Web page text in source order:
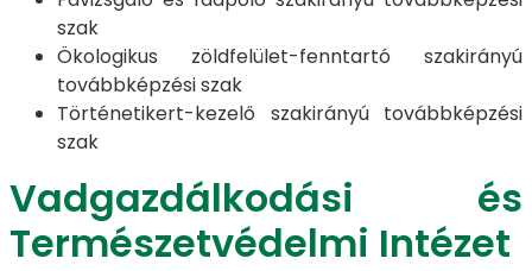
szak
Ökologikus zöldfelület-fenntartó szakirányú
továbbképzési szak
Történetikert-kezelő szakirányú továbbképzési
szak
Vadgazdálkodási és
Természetvédelmi Intézet